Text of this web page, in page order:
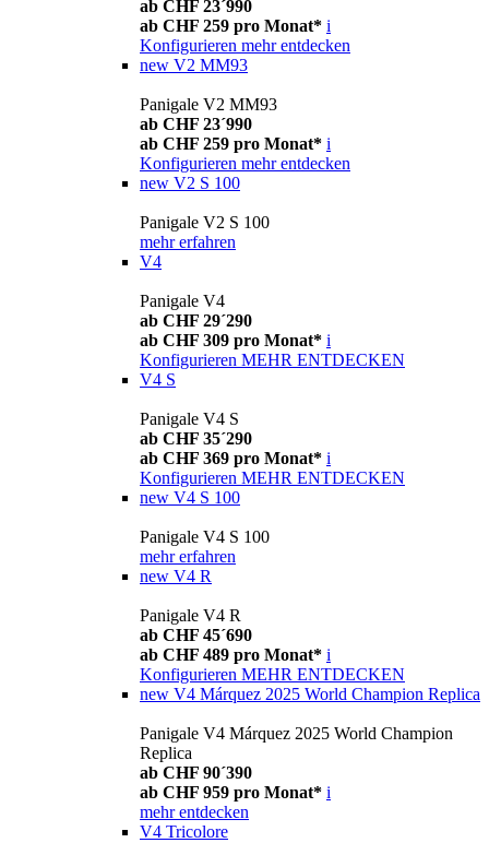
ab CHF 23´990
ab CHF 259 pro Monat* i
Konfigurieren mehr entdecken
new V2 MM93
Panigale V2 MM93
ab CHF 23´990
ab CHF 259 pro Monat* i
Konfigurieren mehr entdecken
new V2 S 100
Panigale V2 S 100
mehr erfahren
V4
Panigale V4
ab CHF 29´290
ab CHF 309 pro Monat* i
Konfigurieren MEHR ENTDECKEN
V4 S
Panigale V4 S
ab CHF 35´290
ab CHF 369 pro Monat* i
Konfigurieren MEHR ENTDECKEN
new V4 S 100
Panigale V4 S 100
mehr erfahren
new V4 R
Panigale V4 R
ab CHF 45´690
ab CHF 489 pro Monat* i
Konfigurieren MEHR ENTDECKEN
new V4 Márquez 2025 World Champion Replica
Panigale V4 Márquez 2025 World Champion
Replica
ab CHF 90´390
ab CHF 959 pro Monat* i
mehr entdecken
V4 Tricolore